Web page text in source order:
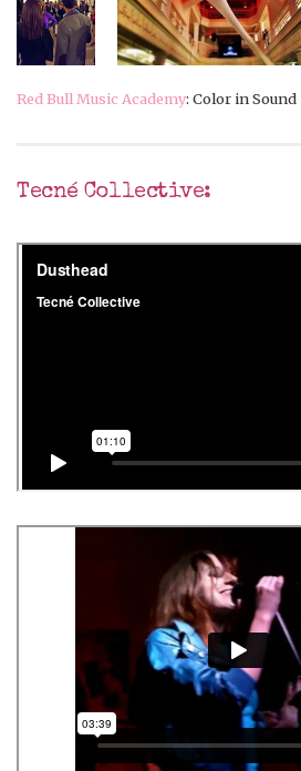
Red Bull Music Academy: Color in Sound |
Tecné Collective: